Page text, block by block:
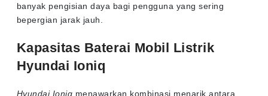
banyak pengisian daya bagi pengguna yang sering
bepergian jarak jauh.
Kapasitas Baterai Mobil Listrik
Hyundai Ioniq
Hyundai Ioniq menawarkan kombinasi menarik antara